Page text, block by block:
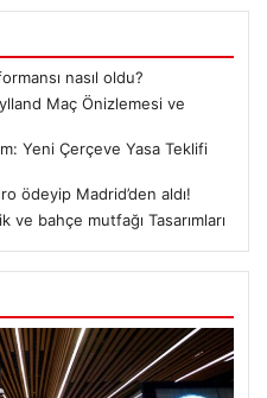
nasıl oldu?
Maç Önizlemesi ve
Yeni Çerçeve Yasa Teklifi
ödeyip Madrid’den aldı!
ve bahçe mutfağı Tasarımları